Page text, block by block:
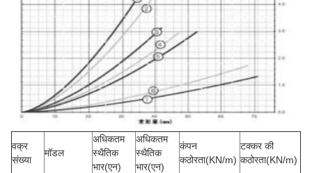
वक्र
संख्या
मॉडल
अधिकतम
स्थैतिक
भार(एन)
अधिकतम
स्थैतिक
भार(एन)
कंपन
कठोरता(KN/m)
टक्कर की
कठोरता(KN/m)